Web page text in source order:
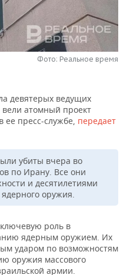
Фото: Реальное время
девятерых ведущих
атомный проект
ее пресс-службе, передает
убиты вчера во
по Ирану. Все они
и десятилетиями
оружия.
роль в
ядерным оружием. Их
ударом по возможностям
оружия массового
армии.